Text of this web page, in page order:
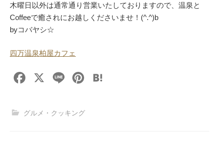
木曜日以外は通常通り営業いたしておりますので、温泉と
Coffeeで癒されにお越しくださいませ！(^.^)b
byコバヤシ☆
四万温泉柏屋カフェ
F
c
X
Li
e
Pi
グルメ・クッキング